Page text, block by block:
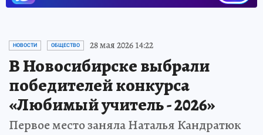
НОВОСТИ ОБЩЕСТВО 28 мая 2026 14:22
В Новосибирске выбрали
победителей конкурса
«Любимый учитель - 2026»
Первое место заняла Наталья Кандратюк